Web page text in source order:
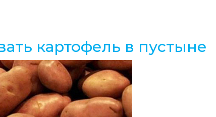
картофель в пустыне